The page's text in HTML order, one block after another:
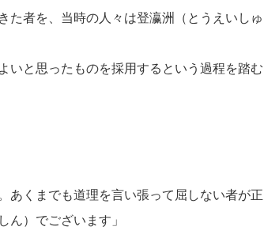
者を、当時の人々は登瀛洲（とうえいしゅ
と思ったものを採用するという過程を踏む
くまでも道理を言い張って屈しない者が正
ん）でございます」